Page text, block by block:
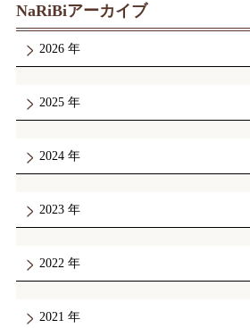
NaRiBiアーカイブ
2026
2025
2024
2023
2022
2021